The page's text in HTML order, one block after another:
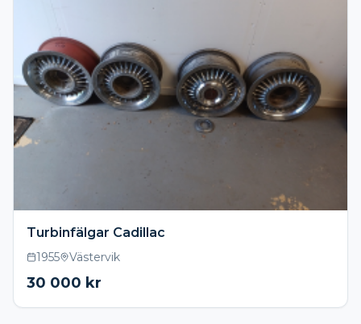
Turbinfälgar Cadillac
1955 Västervik
30 000 kr